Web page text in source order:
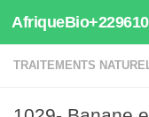
Au dessous du
TRAITEMENTS